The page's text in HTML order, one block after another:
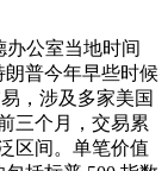
办公室当地时间
朗普今年早些时候
，涉及多家美国
三个月，交易累
区间。单笔价值